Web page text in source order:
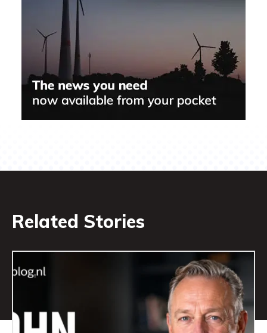
Related Stories